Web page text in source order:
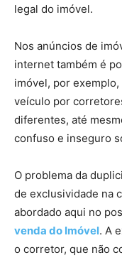
legal do imóvel.
Nos anúncios de
internet também é
imóvel, por
veículo por
diferentes, até
confuso e inseguro
O problema da
de exclusividade na
abordado aqui no
venda do Imóvel. A
o corretor, que não